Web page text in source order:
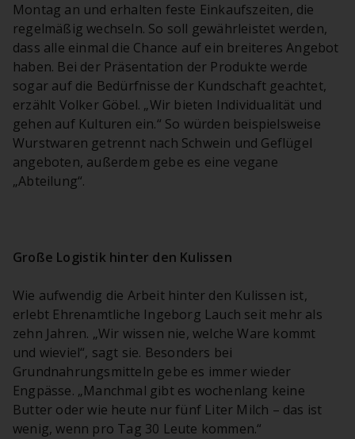
Montag an und erhalten feste Einkaufszeiten, die
regelmäßig wechseln. So soll gewährleistet werden,
dass alle einmal die Chance auf ein breiteres Angebot
haben. Bei der Präsentation der Produkte werde
sogar auf die Bedürfnisse der Kundschaft geachtet,
erzählt Volker Göbel. „Wir bieten Individualität und
gehen auf Kulturen ein.“ So würden beispielsweise
Wurstwaren getrennt nach Schwein und Geflügel
angeboten, außerdem gebe es eine vegane
„Abteilung“.
Große Logistik hinter den Kulissen
Wie aufwendig die Arbeit hinter den Kulissen ist,
erlebt Ehrenamtliche Ingeborg Lauch seit mehr als
zehn Jahren. „Wir wissen nie, welche Ware kommt
und wieviel“, sagt sie. Besonders bei
Grundnahrungsmitteln gebe es immer wieder
Engpässe. „Manchmal gibt es wochenlang keine
Butter oder wie heute nur fünf Liter Milch – das ist
wenig, wenn pro Tag 30 Leute kommen.“